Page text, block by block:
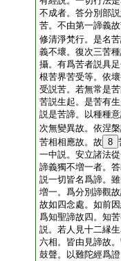
不成者。答分別部
苦。不由第一諦義
修清淨梵行。是名
義不壞。復次三苦
攝。有爲苦者説具
根苦界苦受等。依
受説苦。若無常是
苦説生起。是苦有
説是苦諦。以種種
次無變異故。依涅
苦相相應故。故 8
一中説。安立諸法
諦義獨不増一者。
説一切皆名爲諦。
増一。爲分別諦觀
故如四念處。如前
爲知聖諦故四。知
説。若人見十二縁
六相。皆由見諦故
鼓聲。以難陀經爲